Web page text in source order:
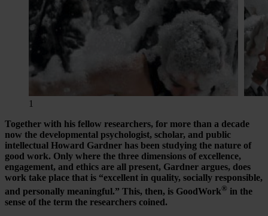
1
Together with his fellow researchers, for more than a decade
now the developmental psychologist, scholar, and public
intellectual Howard Gardner has been studying the nature of
good work. Only where the three dimensions of excellence,
engagement, and ethics are all present, Gardner argues, does
work take place that is “excellent in quality, socially responsible,
and personally meaningful.” This, then, is GoodWork® in the
sense of the term the researchers coined.